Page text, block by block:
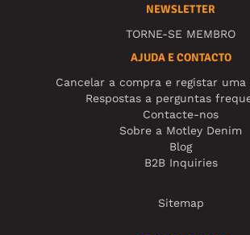
NEWSLETTER
TORNE-SE MEMBRO
AJUDA E CONTACTO
Cancelar a compra e registar uma
Respostas a perguntas
Contacte-nos
Sobre a Motley Denim
Blog
B2B Inquiries
Sitemap